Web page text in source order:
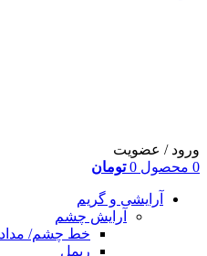
ورود / عضویت
0 محصول 0 تومان
آرایشی و گریم
آرایش چشم
خط چشم/
ریمل